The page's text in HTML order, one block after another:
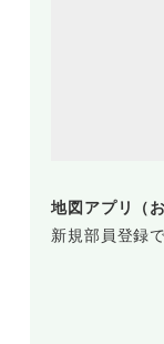
地図アプリ（
新規部員登録